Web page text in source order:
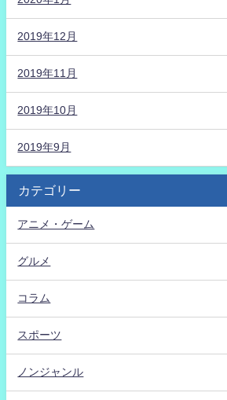
2019年12月
2019年11月
2019年10月
2019年9月
カテゴリー
アニメ・ゲーム
グルメ
コラム
スポーツ
ノンジャンル